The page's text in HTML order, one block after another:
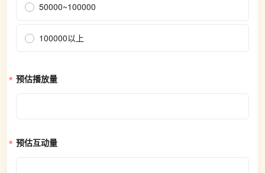
50000~100000
100000以上
预估播放量
预估互动量